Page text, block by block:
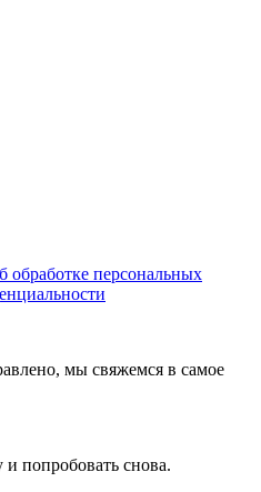
персональных
мы свяжемся в самое
попробовать снова.